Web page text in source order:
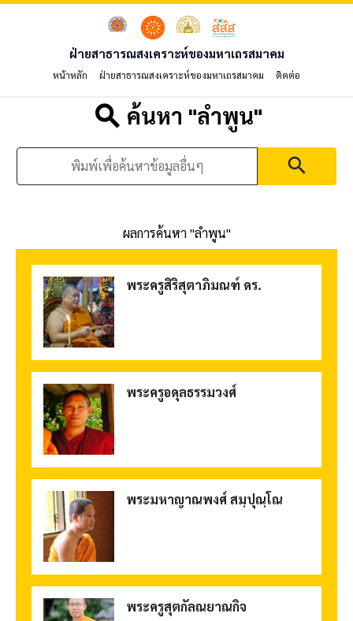
ฝ่ายสาธารณสงเคราะห์ของมหาเถรสมาคม
หน้าหลัก ฝ่ายสาธารณสงเคราะห์ของมหาเถรสมาคม ติดต่อ
search ค้นหา "ลำพูน"
search
ผลการค้นหา "ลำพูน"
พระครูสิริสุตาภิมณฑ์ ดร.
พระครูอดุลธรรมวงศ์
พระมหาญาณพงศ์ สมฺปุณฺโณ
พระครูสุตกัลณยาณกิจ